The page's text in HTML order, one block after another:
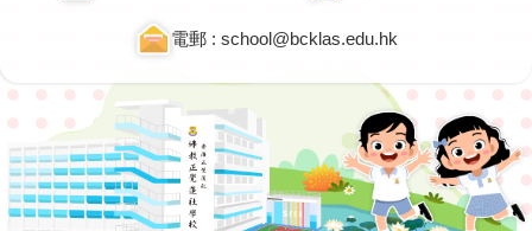
電郵 : school@bcklas.edu.hk